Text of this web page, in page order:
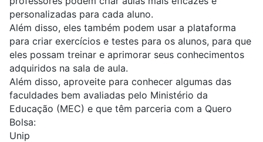
personalizadas para cada aluno.
Além disso, eles também podem usar a plataforma
para criar exercícios e testes para os alunos, para que
eles possam treinar e aprimorar seus conhecimentos
adquiridos na sala de aula.
Além disso, aproveite para conhecer algumas das
faculdades bem avaliadas pelo Ministério da
Educação (MEC) e que têm parceria com a Quero
Bolsa:
Unip